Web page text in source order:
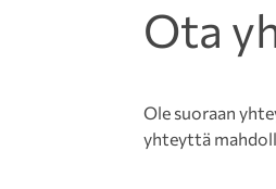
Ota
Ole suoraan
yhteyttä